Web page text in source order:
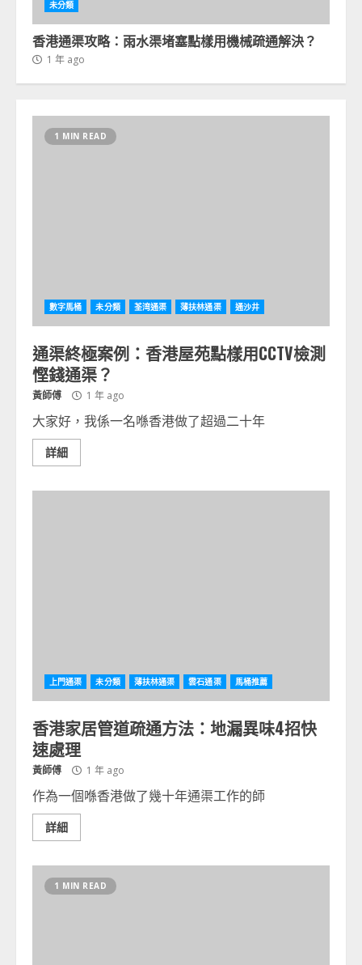
未分類
香港通渠攻略：雨水渠堵塞點樣用機械疏通解決？
1 年 ago
1 MIN READ
數字馬桶 未分類 荃湾通渠 薄扶林通渠 通沙井
通渠終極案例：香港屋苑點樣用CCTV檢測
慳錢通渠？
黃師傅 1 年 ago
大家好，我係一名喺香港做了超過二十年
詳細
上門通渠 未分類 薄扶林通渠 雲石通渠 馬桶推薦
香港家居管道疏通方法：地漏異味4招快
速處理
黃師傅 1 年 ago
作為一個喺香港做了幾十年通渠工作的師
詳細
1 MIN READ